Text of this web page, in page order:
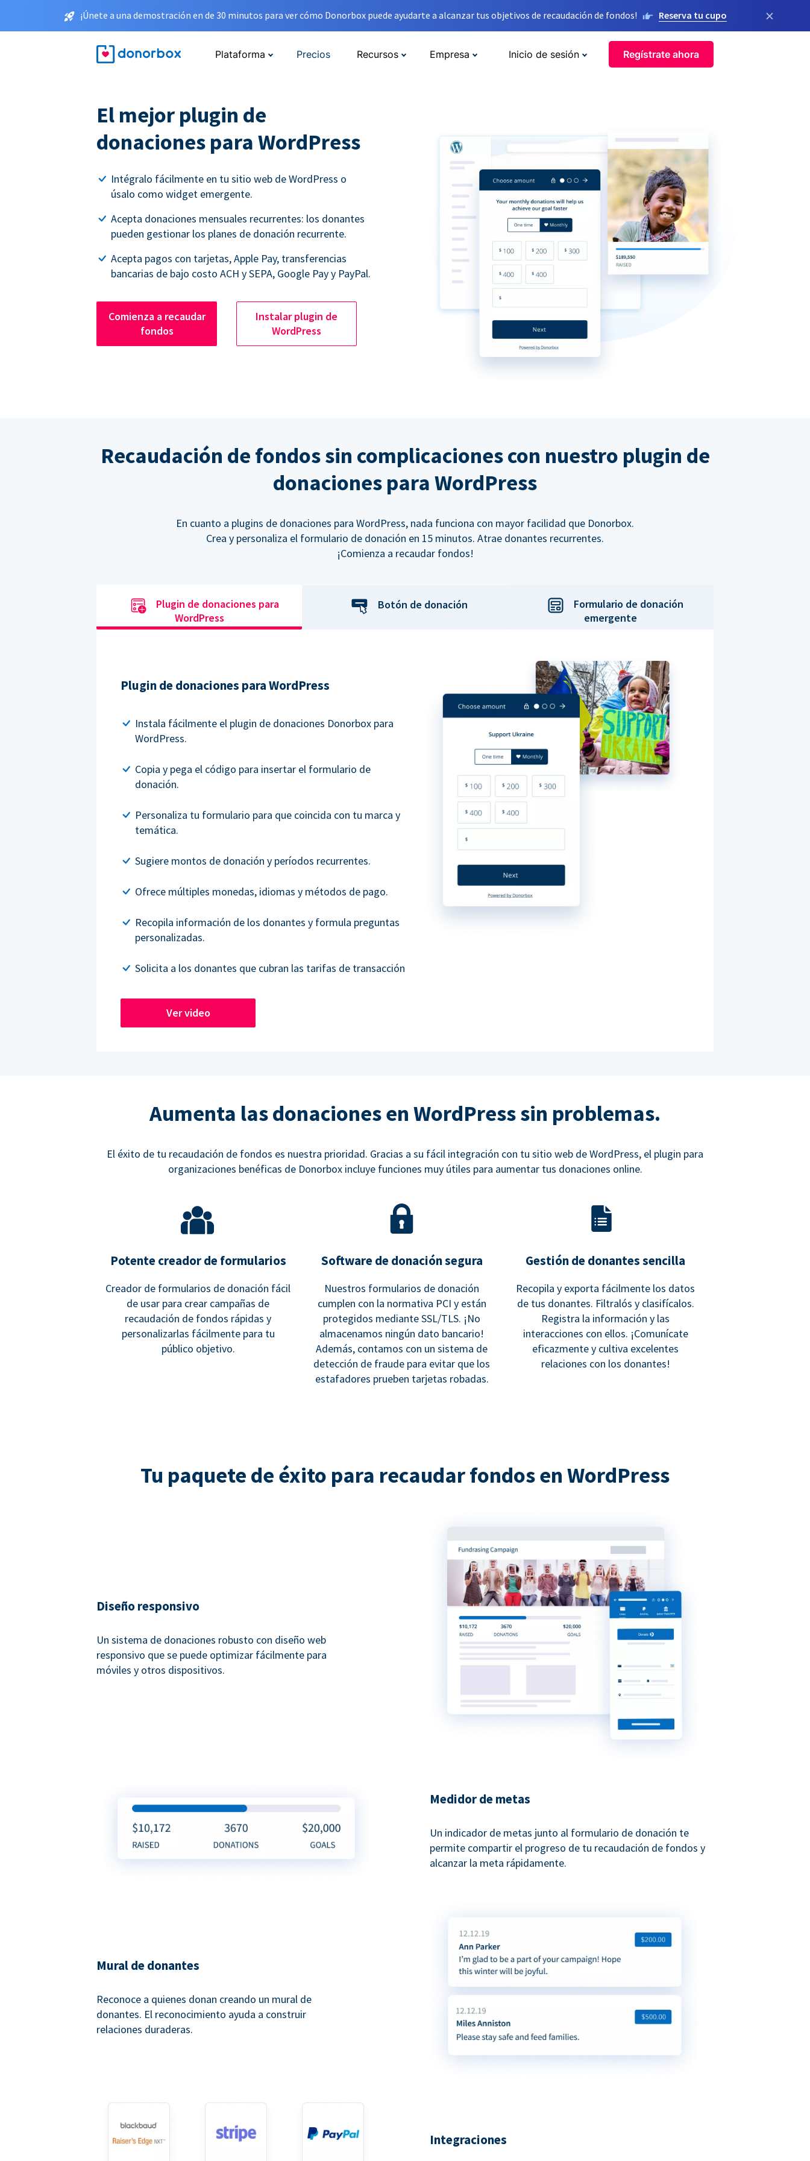
¡Únete a una demostración en de 30 minutos para ver cómo Donorbox puede ayudarte a alcanzar tus objetivos de recaudación de fondos! Reserva tu cupo ×
Plataforma Precios Recursos Empresa Inicio de sesión Regístrate ahora
El mejor plugin de
donaciones para WordPress
Intégralo fácilmente en tu sitio web de WordPress o
úsalo como widget emergente.
Acepta donaciones mensuales recurrentes: los donantes
pueden gestionar los planes de donación recurrente.
Acepta pagos con tarjetas, Apple Pay, transferencias
bancarias de bajo costo ACH y SEPA, Google Pay y PayPal.
Comienza a recaudar
fondos
Instalar plugin de
WordPress
Recaudación de fondos sin complicaciones con nuestro plugin de
donaciones para WordPress
En cuanto a plugins de donaciones para WordPress, nada funciona con mayor facilidad que Donorbox.
Crea y personaliza el formulario de donación en 15 minutos. Atrae donantes recurrentes.
¡Comienza a recaudar fondos!
Plugin de donaciones para
WordPress
Botón de donación
Formulario de donación
emergente
Plugin de donaciones para WordPress
Instala fácilmente el plugin de donaciones Donorbox para
WordPress.
Copia y pega el código para insertar el formulario de
donación.
Personaliza tu formulario para que coincida con tu marca y
temática.
Sugiere montos de donación y períodos recurrentes.
Ofrece múltiples monedas, idiomas y métodos de pago.
Recopila información de los donantes y formula preguntas
personalizadas.
Solicita a los donantes que cubran las tarifas de transacción
Ver video
Aumenta las donaciones en WordPress sin problemas.
El éxito de tu recaudación de fondos es nuestra prioridad. Gracias a su fácil integración con tu sitio web de WordPress, el plugin para
organizaciones benéficas de Donorbox incluye funciones muy útiles para aumentar tus donaciones online.
Potente creador de formularios
Creador de formularios de donación fácil
de usar para crear campañas de
recaudación de fondos rápidas y
personalizarlas fácilmente para tu
público objetivo.
Software de donación segura
Nuestros formularios de donación
cumplen con la normativa PCI y están
protegidos mediante SSL/TLS. ¡No
almacenamos ningún dato bancario!
Además, contamos con un sistema de
detección de fraude para evitar que los
estafadores prueben tarjetas robadas.
Gestión de donantes sencilla
Recopila y exporta fácilmente los datos
de tus donantes. Filtralós y clasifícalos.
Registra la información y las
interacciones con ellos. ¡Comunícate
eficazmente y cultiva excelentes
relaciones con los donantes!
Tu paquete de éxito para recaudar fondos en WordPress
Diseño responsivo
Un sistema de donaciones robusto con diseño web
responsivo que se puede optimizar fácilmente para
móviles y otros dispositivos.
Medidor de metas
Un indicador de metas junto al formulario de donación te
permite compartir el progreso de tu recaudación de fondos y
alcanzar la meta rápidamente.
Mural de donantes
Reconoce a quienes donan creando un mural de
donantes. El reconocimiento ayuda a construir
relaciones duraderas.
Integraciones